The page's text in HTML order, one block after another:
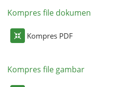
Kompres file dokumen
Kompres PDF
Kompres file gambar